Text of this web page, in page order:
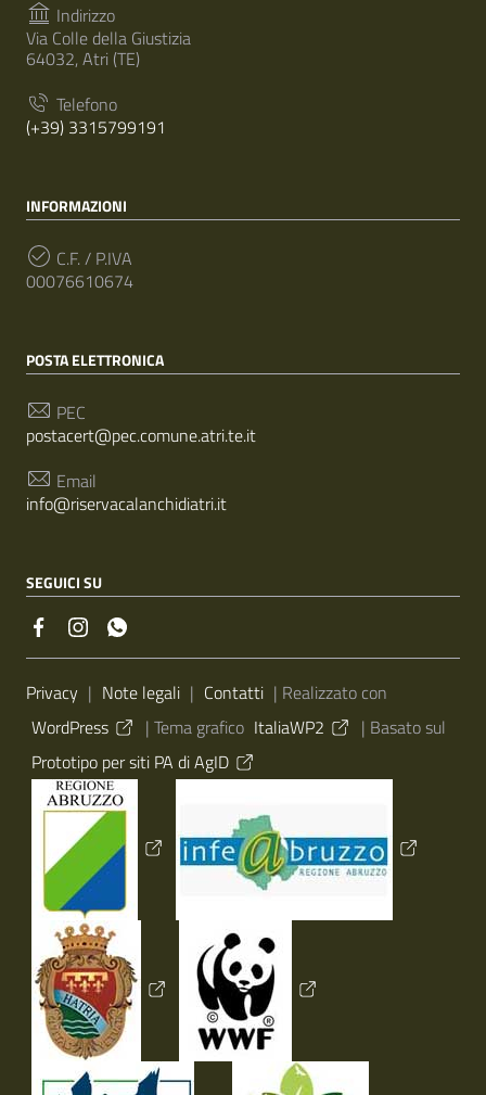
Indirizzo
Via Colle della Giustizia
64032, Atri (TE)
Telefono
(+39) 3315799191
INFORMAZIONI
C.F. / P.IVA
00076610674
POSTA ELETTRONICA
PEC
postacert@pec.comune.atri.te.it
Email
info@riservacalanchidiatri.it
SEGUICI SU
Sezione Link Utili
Privacy | Note legali | Contatti | Realizzato con
WordPress
| Tema grafico ItaliaWP2
| Basato sul
Prototipo per siti PA di AgID